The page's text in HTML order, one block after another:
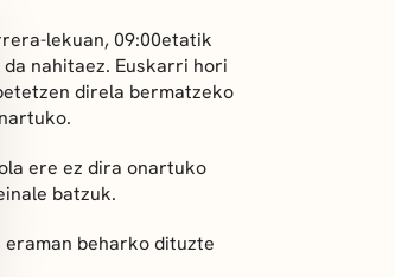
lekuan, 09:00etatik
nahitaez. Euskarri hori
direla bermatzeko
ere ez dira onartuko
batzuk.
beharko dituzte